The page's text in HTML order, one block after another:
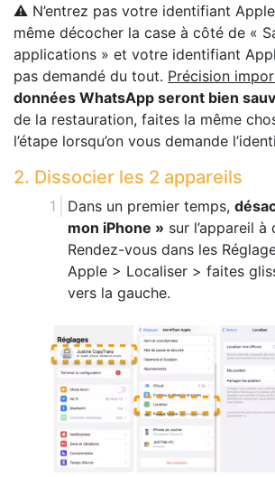
⚠️ N’entrez pas votre identifiant
même décocher la case à côté de «
applications » et votre identifiant
pas demandé du tout. Précision
données WhatsApp seront bien
de la restauration, faites la même
l’étape lorsqu’on vous demande
2. Dissocier les 2 appareils
Dans un premier temps,
mon iPhone » sur l’appareil à
Rendez-vous dans les
Apple > Localiser > faites
vers la gauche.